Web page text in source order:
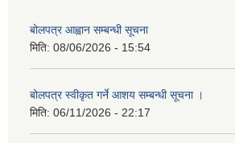
बोलपत्र आह्वान सम्बन्धी सूचना
मिति: 08/06/2026 - 15:54
बोलपत्र स्वीकृत गर्ने आशय सम्बन्धी सूचना ।
मिति: 06/11/2026 - 22:17